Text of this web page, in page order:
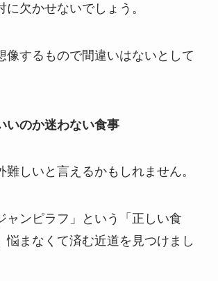
に欠かせないでしょう。
像するもので間違いはないとして
いのか迷わない食事
難しいと言えるかもしれません。
ャンピラフ」という「正しい食
悩まなくて済む近道を見つけまし